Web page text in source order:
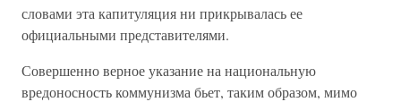
словами эта капитуляция ни прикрывалась ее
официальными представителями.
Совершенно верное указание на национальную
вредоносность коммунизма бьет, таким образом, мимо